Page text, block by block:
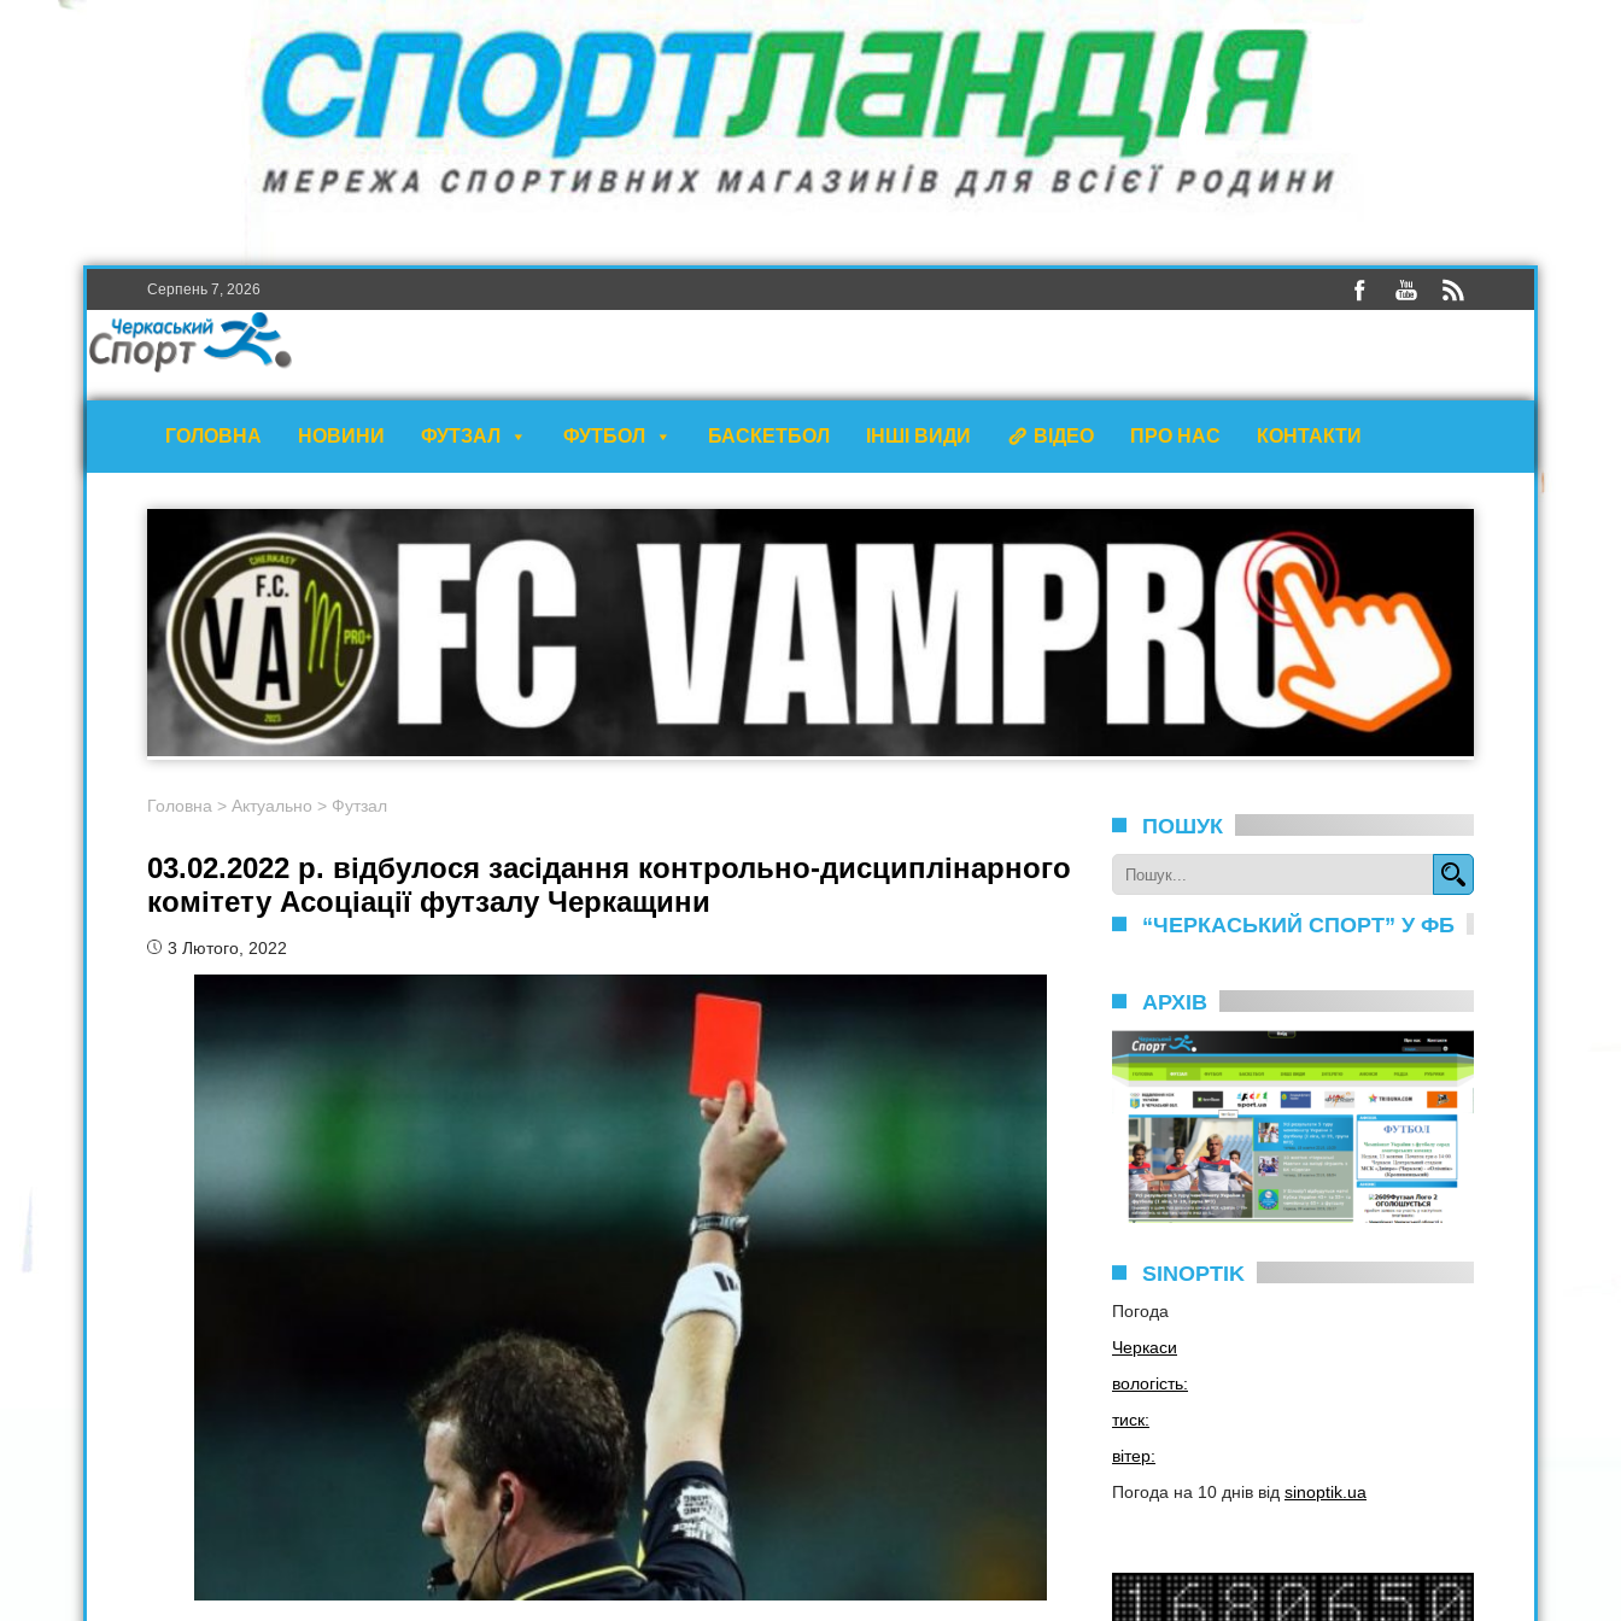
Серпень 7, 2026
ГОЛОВНА НОВИНИ ФУТЗАЛ ФУТБОЛ БАСКЕТБОЛ ІНШІ ВИДИ ВІДЕО ПРО НАС КОНТАКТИ
Головна > Актуально > Футзал
03.02.2022 р. відбулося засідання контрольно-дисциплінарного
комітету Асоціації футзалу Черкащини
3 Лютого, 2022
ПОШУК
“ЧЕРКАСЬКИЙ СПОРТ” У ФБ
АРХІВ
SINOPTIK
Погода
Черкаси
вологість:
тиск:
вітер:
Погода на 10 днів від sinoptik.ua